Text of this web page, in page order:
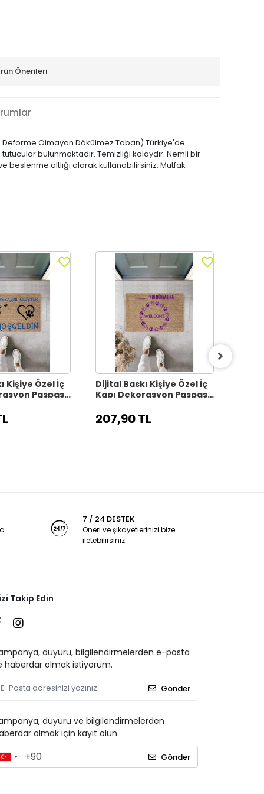
Önerileri
Deforme Olmayan Dökülmez Taban) Türkiye'de
bulunmaktadır. Temizliği kolaydır. Nemli bir
altlığı olarak kullanabilirsiniz. Mutfak
Kişiye Özel İç
Paspas
Dijital Baskı Kişiye Özel İç
Kapı Dekorasyon Paspas
207,90 TL
7 / 24 DESTEK
Öneri ve şikayetlerinizi bize
iletebilirsiniz.
Takip Edin
duyuru, bilgilendirmelerden e-posta
haberdar olmak istiyorum.
Gönder
duyuru ve bilgilendirmelerden
olmak için kayıt olun.
Gönder